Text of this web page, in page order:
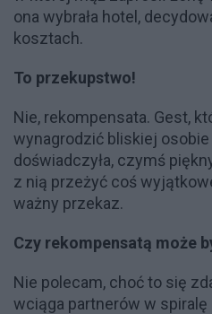
ona wybrała hotel,
kosztach.
To przekupstwo!
Nie, rekompensata. Gest,
wynagrodzić bliskiej osobie
doświadczyła, czymś
z nią przeżyć coś
ważny przekaz.
Czy rekompensatą może
Nie polecam, choć to się
wciąga partnerów w spiralę